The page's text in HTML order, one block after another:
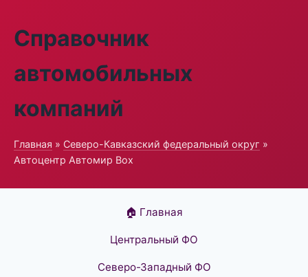
Справочник
автомобильных
компаний
Главная » Северо-Кавказский федеральный округ »
Автоцентр Автомир Box
🏠 Главная
Центральный ФО
Северо-Западный ФО